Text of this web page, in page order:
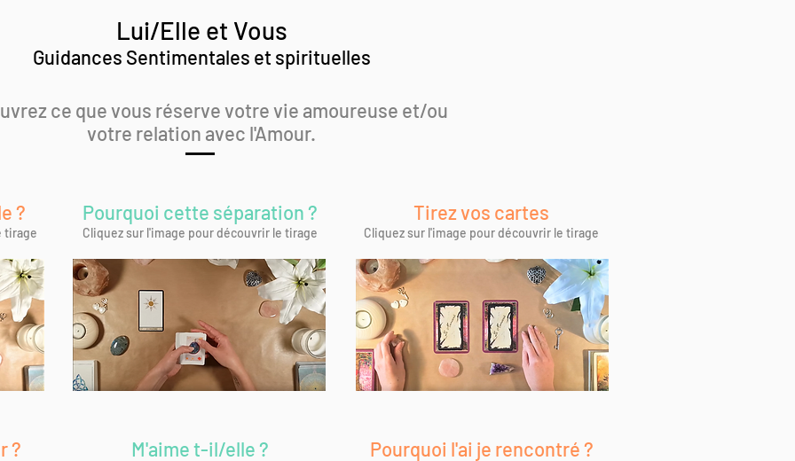
Lui/Elle et Vous
Guidances Sentimentales et spirituelles
ce que vous réserve votre vie amoureuse et/ou
votre relation avec l'Amour.
?
tirage
Pourquoi cette séparation ?
Cliquez sur l'image pour découvrir le tirage
Tirez vos cartes
Cliquez sur l'image pour découvrir le tirage
? M'aime t-il/elle ? Pourquoi l'ai je rencontré ?